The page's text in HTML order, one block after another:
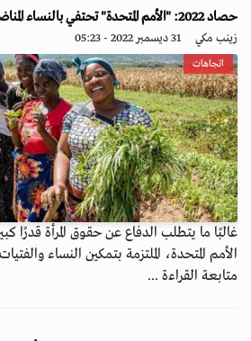
حصاد 2022: "الأمم المتحدة" تحتفي بالنساء المناضلات من أجل حقوقهن
زينب مكي 31 ديسمبر 2022 - 05:23
اتجاهات
غالبًا ما يتطلب الدفاع عن حقوق المرأة قدرًا
الأمم المتحدة، الملتزمة بتمكين النساء
متابعة القراءة ...